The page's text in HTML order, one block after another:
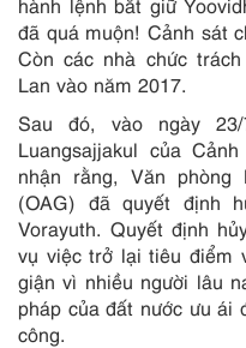
đã quá muộn! Cảnh sát
Còn các nhà chức
Lan vào năm 2017.
Sau đó, vào ngày
Luangsajjakul của
nhận rằng, Văn
(OAG) đã quyết định
Vorayuth. Quyết định
vụ việc trở lại tiêu điểm
giận vì nhiều người lâu
pháp của đất nước ưu ái
công.